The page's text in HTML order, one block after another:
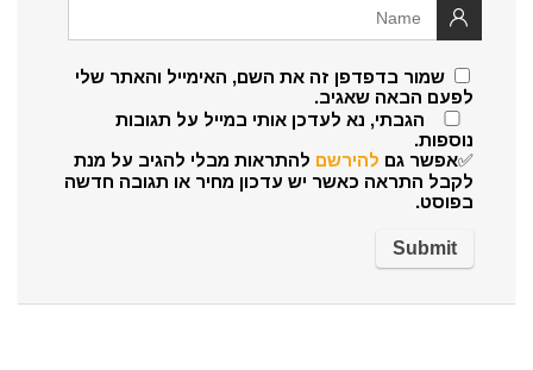
שמור בדפדפן זה את השם, האימייל והאתר שלי
לפעם הבאה שאגיב.
הגבתי, נא לעדכן אותי במייל על תגובות
נוספות.
✅אפשר גם להירשם להתראות מבלי להגיב על מנת
לקבל התראה כאשר יש עדכון מחיר או תגובה חדשה
בפוסט.